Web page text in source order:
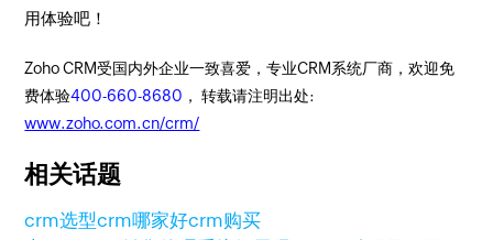
用体验吧！
Zoho CRM受国内外企业一致喜爱，专业CRM系统厂商，欢迎免
费体验400-660-8680 ， 转载请注明出处:
www.zoho.com.cn/crm/
相关话题
crm选型crm哪家好crm购买